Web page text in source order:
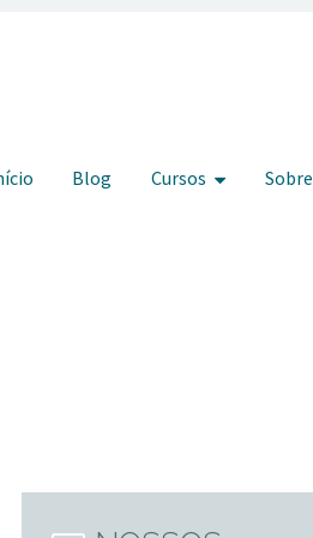
para o conteúdo
Blog Cursos Sobre